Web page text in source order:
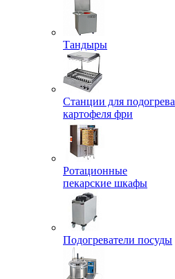
Тандыры
Станции для подогрева
картофеля фри
Ротационные
пекарские шкафы
Подогреватели посуды